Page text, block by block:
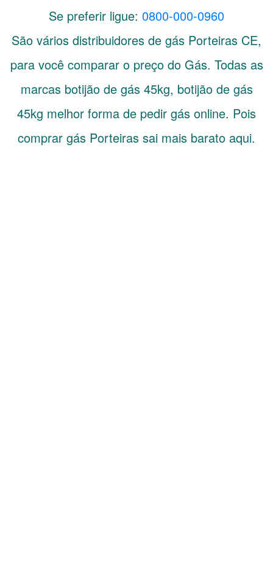
Se preferir ligue: 0800-000-0960
São vários distribuidores de gás Porteiras CE,
para você comparar o preço do Gás. Todas as
marcas botijão de gás 45kg, botijão de gás
45kg melhor forma de pedir gás online. Pois
comprar gás Porteiras sai mais barato aqui.